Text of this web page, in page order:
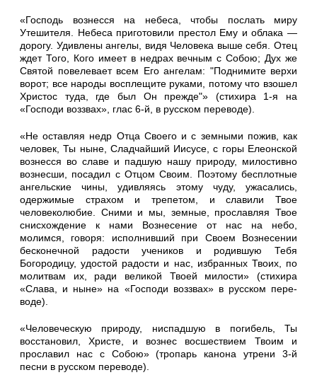
«Господь вознесся на небеса, чтобы послать миру
Утешителя. Небеса приготовили престол Ему и облака —
дорогу. Удивлены ан­гелы, видя Человека выше себя. Отец
ждет Того, Кого имеет в не­драх вечным с Собою; Дух же
Святой повелевает всем Его анге­лам: "Поднимите верхи
ворот; все народы восплещите руками, по­тому что взошел
Христос туда, где был Он прежде"» (стихира 1-я на
«Господи воззвах», глас 6-й, в русском переводе).
«Не оставляя недр Отца Своего и с земными пожив, как
человек, Ты ныне, Слад­чайший Иисусе, с горы Елеонской
вознесся во славе и пад­шую нашу природу, милостивно
вознесши, посадил с Отцом Своим. Поэтому бесплотные
ангельские чины, удивляясь этому чуду, ужасались,
одержи­мые страхом и трепетом, и сла­вили Твое
человеколюбие. Сними и мы, земные, прослав­ляя Твое
снисхождение к нами Вознесение от нас на небо,
молимся, говоря: исполнивший при Своем Вознесении
беско­нечной радости учеников и ро­дившую Тебя
Богородицу, удостой радости и нас, избранных Твоих, по
молитвам их, ради великой Твоей милости» (сти­хира
«Слава, и ныне» на «Гос­поди воззвах» в русском пере­
воде).
«Человеческую природу, ниспадшую в погибель, Ты
восстановил, Христе, и вознес восшествием Твоим и
просла­вил нас с Собою» (тропарь ка­нона утрени 3-й
песни в рус­ском переводе).